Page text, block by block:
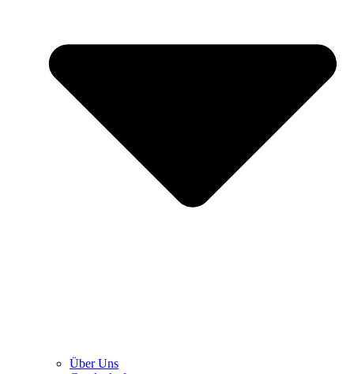
Über Uns